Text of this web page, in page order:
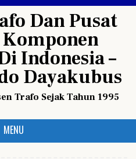
Dan Pusat
Indonesia –
Dayakubus
Trafo Sejak Tahun 1995
MENU